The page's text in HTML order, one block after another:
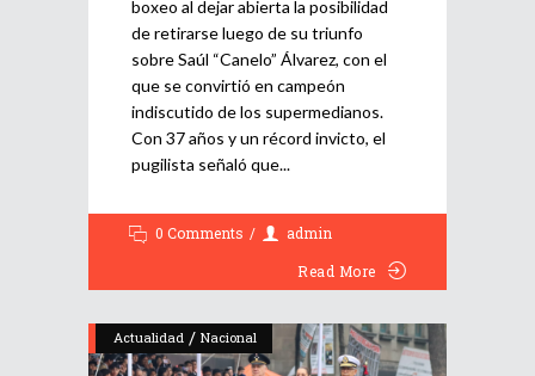
boxeo al dejar abierta la posibilidad
de retirarse luego de su triunfo
sobre Saúl “Canelo” Álvarez, con el
que se convirtió en campeón
indiscutido de los supermedianos.
Con 37 años y un récord invicto, el
pugilista señaló que
0 Comments
admin
Read More
Actualidad / Nacional